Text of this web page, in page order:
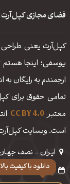
فضای مجازی کپل‌آرت
کپل‌آرت یعنی
یوسفی؛ اینجا هستم
ارجمندم به رایگان به
تمامی حقوق برای
معتبرCC BY 4.0
است. وبسایت کپل‌آرت
ایـران - نصف
پیدایش: مرداد ماه 1400